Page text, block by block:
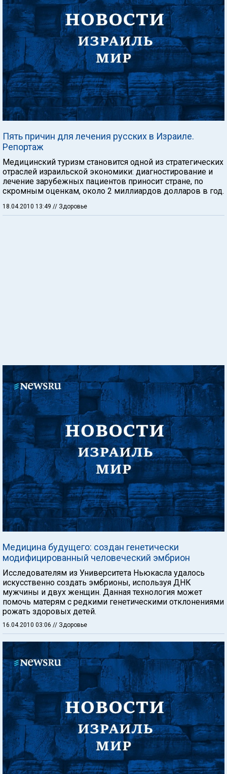
Пять причин для лечения русских в Израиле.
Репортаж
Медицинский туризм становится одной из стратегических
отраслей израильской экономики: диагностирование и
лечение зарубежных пациентов приносит стране, по
скромным оценкам, около 2 миллиардов долларов в год.
18.04.2010 13:49 // Здоровье
Медицина будущего: создан генетически
модифицированный человеческий эмбрион
Исследователям из Университета Ньюкасла удалось
искусственно создать эмбрионы, используя ДНК
мужчины и двух женщин. Данная технология может
помочь матерям с редкими генетическими отклонениями
рожать здоровых детей.
16.04.2010 03:06 // Здоровье